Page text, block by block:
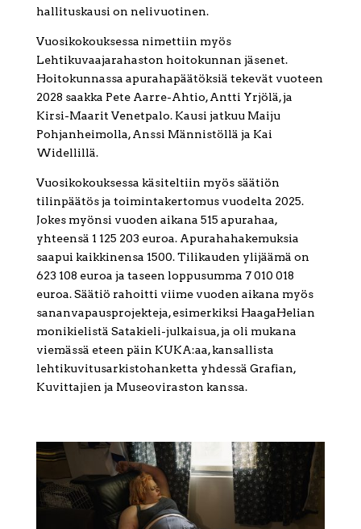
hallituskausi on nelivuotinen.
Vuosikokouksessa nimettiin myös
Lehtikuvaajarahaston hoitokunnan jäsenet.
Hoitokunnassa apurahapäätöksiä tekevät vuoteen
2028 saakka Pete Aarre-Ahtio, Antti Yrjölä, ja
Kirsi-Maarit Venetpalo. Kausi jatkuu Maiju
Pohjanheimolla, Anssi Männistöllä ja Kai
Widellillä.
Vuosikokouksessa käsiteltiin myös säätiön
tilinpäätös ja toimintakertomus vuodelta 2025.
Jokes myönsi vuoden aikana 515 apurahaa,
yhteensä 1 125 203 euroa. Apurahahakemuksia
saapui kaikkinensa 1500. Tilikauden ylijäämä on
623 108 euroa ja taseen loppusumma 7 010 018
euroa. Säätiö rahoitti viime vuoden aikana myös
sananvapausprojekteja, esimerkiksi HaagaHelian
monikielistä Satakieli-julkaisua, ja oli mukana
viemässä eteen päin KUKA:aa, kansallista
lehtikuvitusarkistohanketta yhdessä Grafian,
Kuvittajien ja Museoviraston kanssa.